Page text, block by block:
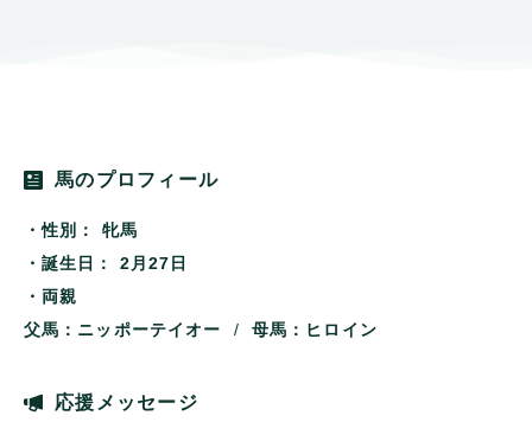
馬のプロフィール
・性別：
牝馬
・誕生日：
2月27日
・両親
父馬：ニッポーテイオー / 母馬：ヒロイン
応援メッセージ